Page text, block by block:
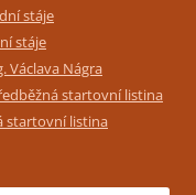
stáje
stáje
Václava Nágra
startovní listina
startovní listina